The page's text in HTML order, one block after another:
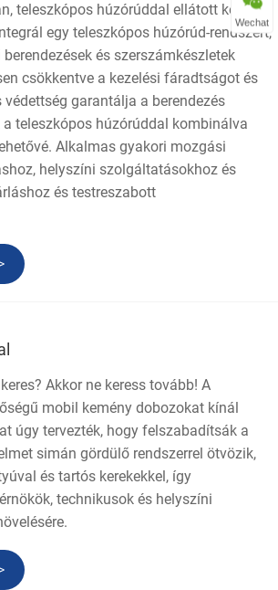
teleszkópos húzórúddal ellátott kemény
egy teleszkópos húzórúd-rendszert,
és szerszámkészletek
csökkentve a kezelési fáradtságot és
garantálja a berendezés
teleszkópos húzórúddal kombinálva
Alkalmas gyakori mozgási
helyszíni szolgáltatásokhoz és
és testreszabott
Akkor ne keress tovább! A
mobil kemény dobozokat kínál
úgy tervezték, hogy felszabadítsák a
simán gördülő rendszerrel ötvözik,
és tartós kerekekkel, így
technikusok és helyszíni
Wechat